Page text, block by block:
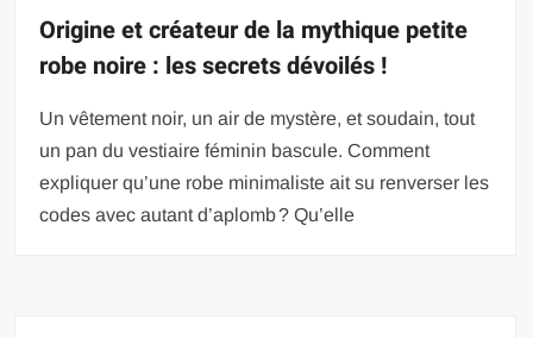
Origine et créateur de la mythique petite
robe noire : les secrets dévoilés !
Un vêtement noir, un air de mystère, et soudain, tout
un pan du vestiaire féminin bascule. Comment
expliquer qu’une robe minimaliste ait su renverser les
codes avec autant d’aplomb ? Qu’elle